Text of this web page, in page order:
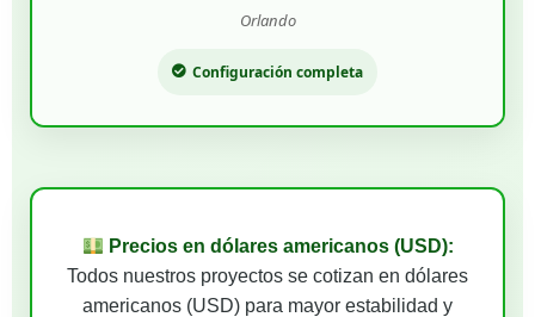
Orlando
Configuración completa
Precios en dólares americanos (USD):
Todos nuestros proyectos se cotizan en dólares
americanos (USD) para mayor estabilidad y